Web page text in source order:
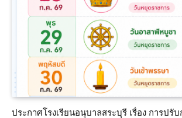
ประกาศโรงเรียนอนุบาลสระบุรี เรื่อง การปรั